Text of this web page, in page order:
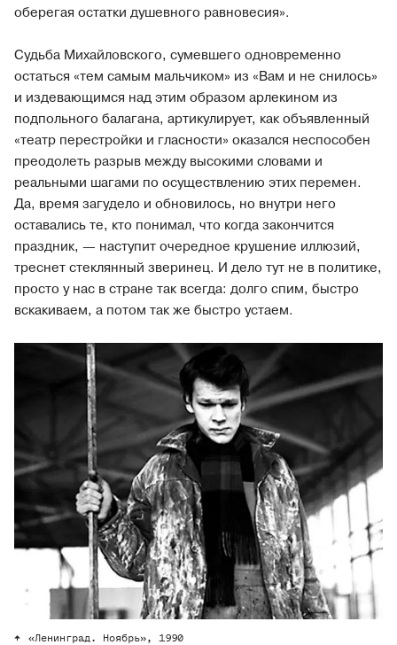
оберегая остатки душевного равновесия».
Судьба Михайловского, сумевшего одновременно
остаться «тем самым мальчиком» из «Вам и не снилось»
и издевающимся над этим образом арлекином из
подпольного балагана, артикулирует, как объявленный
«театр перестройки и гласности» оказался неспособен
преодолеть разрыв между высокими словами и
реальными шагами по осуществлению этих перемен.
Да, время загудело и обновилось, но внутри него
оставались те, кто понимал, что когда закончится
праздник, — наступит очередное крушение иллюзий,
треснет стеклянный зверинец. И дело тут не в политике,
просто у нас в стране так всегда: долго спим, быстро
вскакиваем, а потом так же быстро устаем.
«Ленинград. Ноябрь», 1990